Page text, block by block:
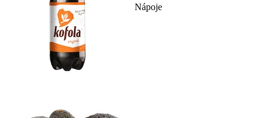
Nápoje